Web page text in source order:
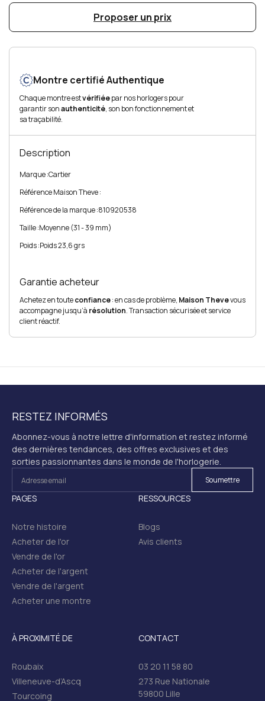
Proposer un prix
Montre certifié Authentique
Chaque montre estvérifiéepar nos horlogers pour
garantir sonauthenticité, son bon fonctionnement et
sa traçabilité.
Description
Marque :Cartier
Référence Maison Theve :
Référence de la marque :810920538
Taille :Moyenne (31 - 39 mm)
Poids :Poids 23,6 grs
Garantie acheteur
Achetez en touteconfiance: en cas de problème, Maison Thevevous
accompagne jusqu’à résolution. Transaction sécurisée et service
client réactif.
RESTEZ INFORMÉS
Abonnez-vous à notre lettre d'information et restez informé
des dernières tendances, des offres exclusives et des
sorties passionnantes dans le monde de l'horlogerie.
PAGES
Notre histoire
Acheter de l'or
Vendre de l'or
Acheter de l'argent
Vendre de l'argent
Acheter une montre
RESSOURCES
Blogs
Avis clients
À PROXIMITÉ DE
Roubaix
Villeneuve-d’Ascq
Tourcoing
CONTACT
03 20 11 58 80
273 Rue Nationale
59800 Lille